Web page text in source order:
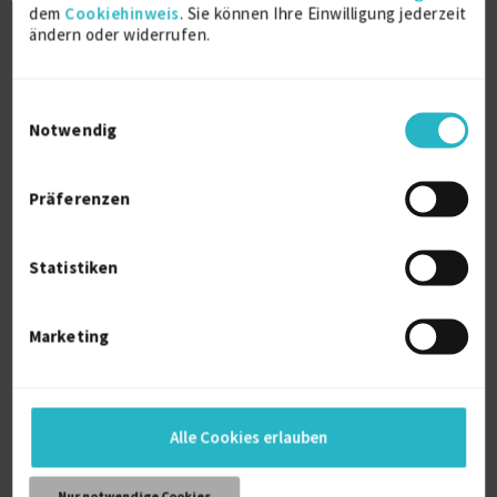
dem Cookiehinweis. Sie können Ihre Einwilligung jederzeit
ändern oder widerrufen.
Notwendig
Präferenzen
Statistiken
Marketing
Alle Cookies erlauben
bemerkenswerte Räume schaffen!
Adobe cloud
Keyshot
Sprache
Spanisch (Grundkenntnisse)
Reisebereitschaft
Weltweit